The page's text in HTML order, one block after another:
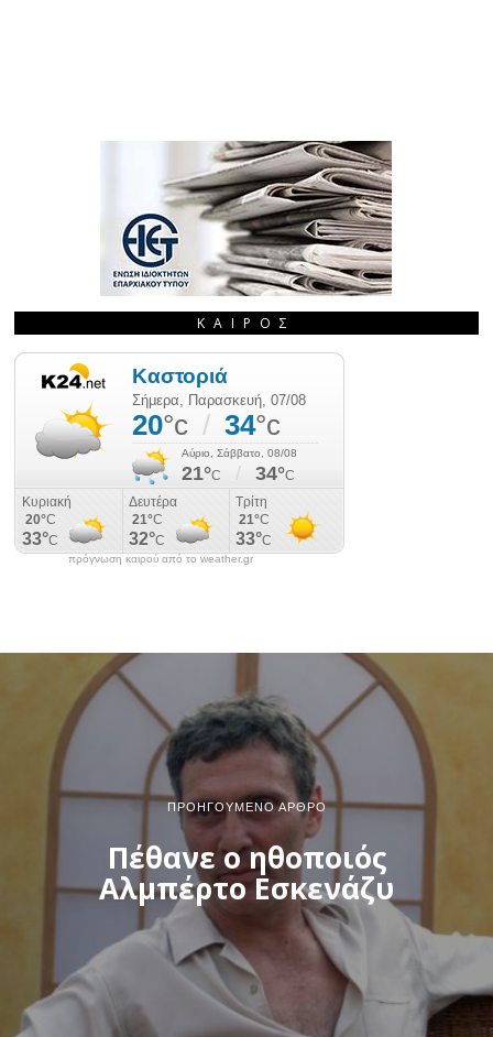
ΚΑΙΡΌΣ
πρόγνωση καιρού από το weather.gr
ΠΡΟΗΓΟΎΜΕΝΟ ΆΡΘΡΟ
Πέθανε ο ηθοποιός
Αλμπέρτο Εσκενάζυ